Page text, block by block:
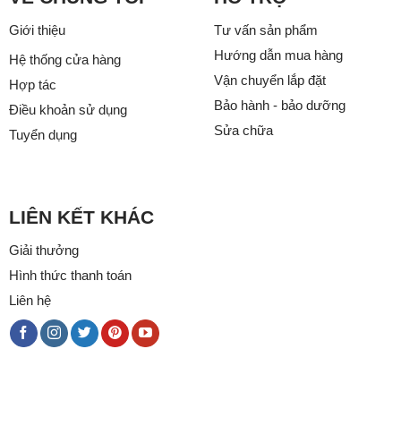
Giới thiệu
Hệ thống cửa hàng
Hợp tác
Điều khoản sử dụng
Tuyển dụng
Tư vấn sản phẩm
Hướng dẫn mua hàng
Vận chuyển lắp đặt
Bảo hành - bảo dưỡng
Sửa chữa
LIÊN KẾT KHÁC
Giải thưởng
Hình thức thanh toán
Liên hệ